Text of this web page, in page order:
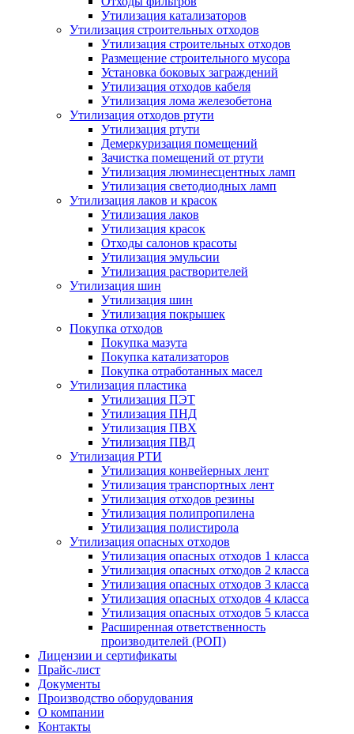
Утилизация катализаторов
Утилизация строительных отходов
Утилизация строительных отходов
Размещение строительного мусора
Установка боковых заграждений
Утилизация отходов кабеля
Утилизация лома железобетона
Утилизация отходов ртути
Утилизация ртути
Демеркуризация помещений
Зачистка помещений от ртути
Утилизация люминесцентных ламп
Утилизация светодиодных ламп
Утилизация лаков и красок
Утилизация лаков
Утилизация красок
Отходы салонов красоты
Утилизация эмульсии
Утилизация растворителей
Утилизация шин
Утилизация шин
Утилизация покрышек
Покупка отходов
Покупка мазута
Покупка катализаторов
Покупка отработанных масел
Утилизация пластика
Утилизация ПЭТ
Утилизация ПНД
Утилизация ПВХ
Утилизация ПВД
Утилизация РТИ
Утилизация конвейерных лент
Утилизация транспортных лент
Утилизация отходов резины
Утилизация полипропилена
Утилизация полистирола
Утилизация опасных отходов
Утилизация опасных отходов 1 класса
Утилизация опасных отходов 2 класса
Утилизация опасных отходов 3 класса
Утилизация опасных отходов 4 класса
Утилизация опасных отходов 5 класса
Расширенная ответственность
производителей (РОП)
Лицензии и сертификаты
Прайс-лист
Документы
Производство оборудования
О компании
Контакты